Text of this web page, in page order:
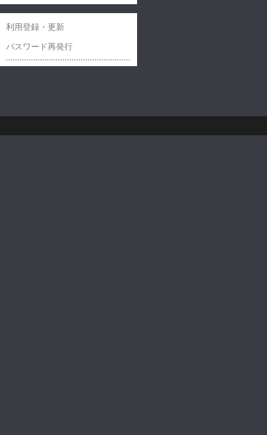
利用登録・更新
パスワード再発行